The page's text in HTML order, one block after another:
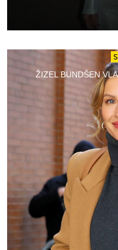
ŽIZEL BUNDŠEN